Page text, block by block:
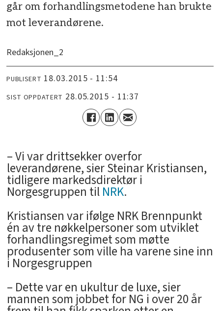
går om forhandlingsmetodene han brukte
mot leverandørene.
Redaksjonen_2
PUBLISERT 18.03.2015 - 11:54
SIST OPPDATERT 28.05.2015 - 11:37
– Vi var drittsekker overfor
leverandørene, sier Steinar Kristiansen,
tidligere markedsdirektør i
Norgesgruppen tilNRK.
Kristiansen var ifølge NRK Brennpunkt
én av tre nøkkelpersoner som utviklet
forhandlingsregimet som møtte
produsenter som ville ha varene sine inn
i Norgesgruppen
– Dette var en ukultur de luxe, sier
mannen som jobbet for NG i over 20 år